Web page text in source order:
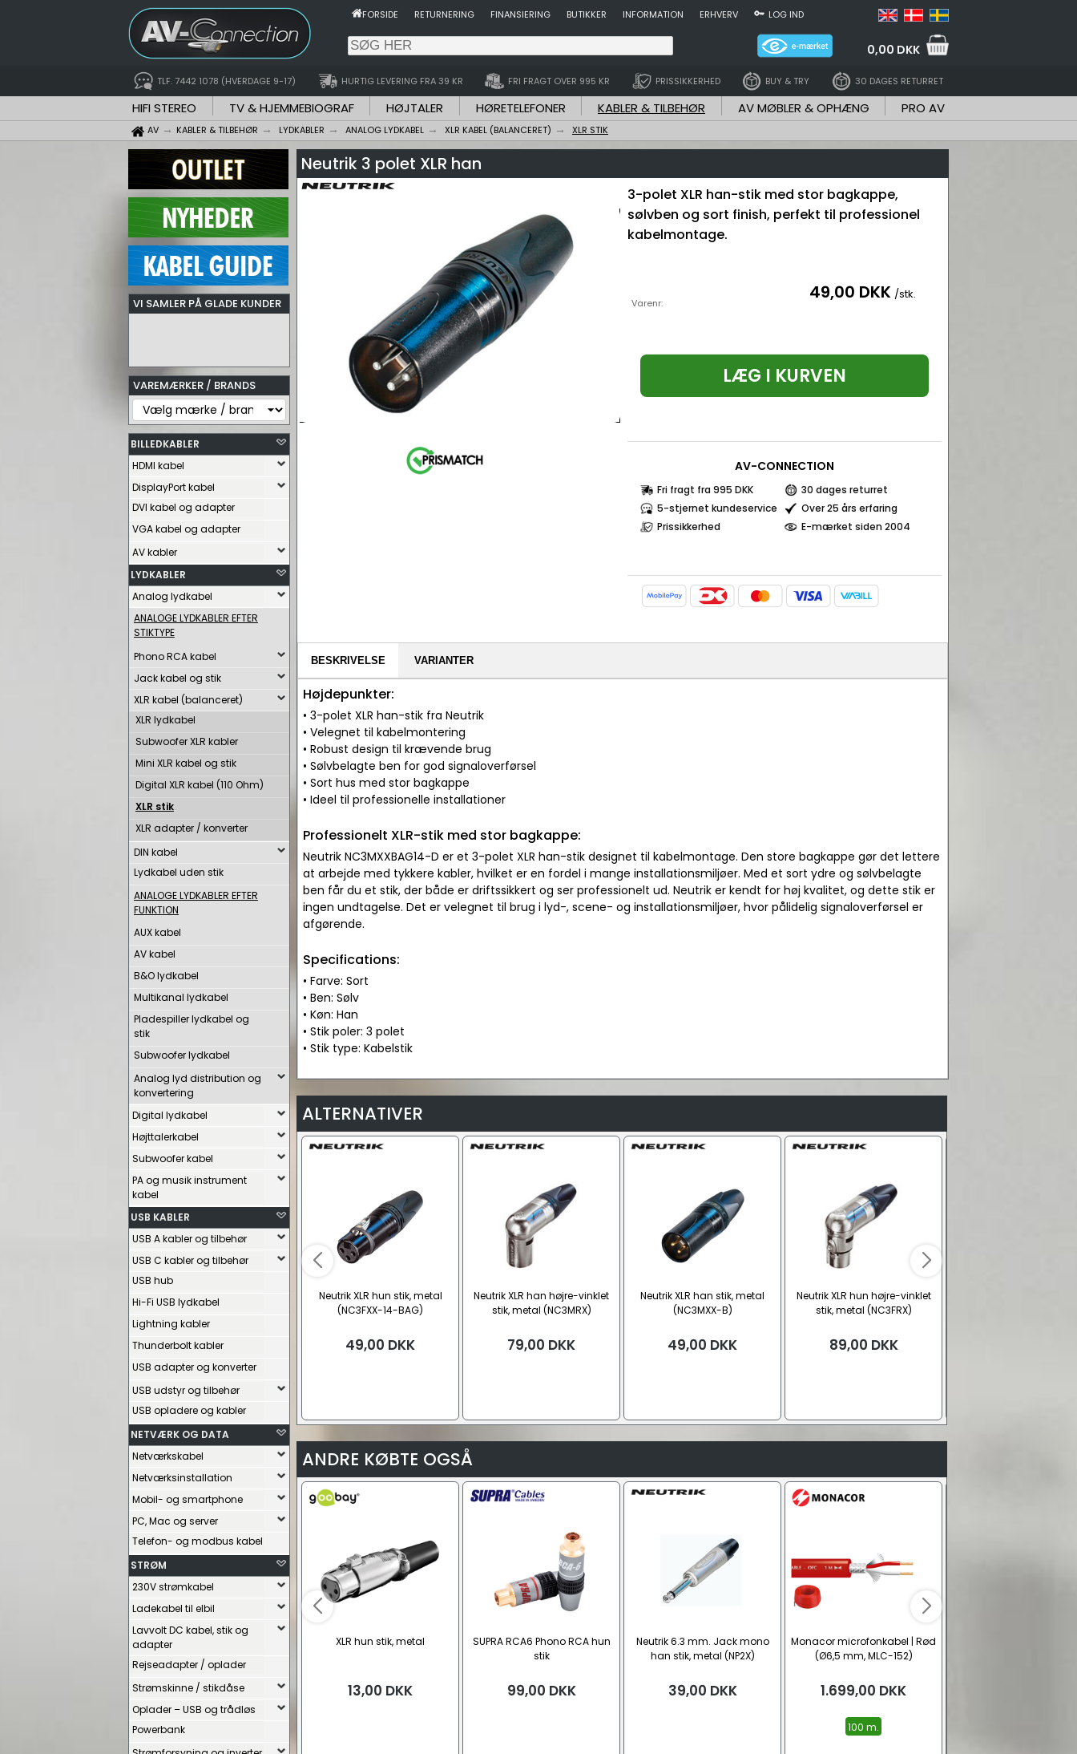
FORSIDE RETURNERING FINANSIERING BUTIKKER INFORMATION ERHVERV LOG IND
0,00 DKK
TLF. 7442 1078 (HVERDAGE 9-17) HURTIG LEVERING FRA 39 KR FRI FRAGT OVER 995 KR PRISSIKKERHED BUY & TRY 30 DAGES RETURRET
HIFI STEREO TV & HJEMMEBIOGRAF HØJTALER HØRETELEFONER KABLER & TILBEHØR AV MØBLER & OPHÆNG PRO AV
AV KABLER & TILBEHØR LYDKABLER ANALOG LYDKABEL XLR KABEL (BALANCERET) XLR STIK
VI SAMLER PÅ GLADE KUNDER
VAREMÆRKER / BRANDS
BILLEDKABLER
HDMI kabel
DisplayPort kabel
DVI kabel og adapter
VGA kabel og adapter
AV kabler
LYDKABLER
Analog lydkabel
ANALOGE LYDKABLER EFTER
STIKTYPE
Phono RCA kabel
Jack kabel og stik
XLR kabel (balanceret)
XLR lydkabel
Subwoofer XLR kabler
Mini XLR kabel og stik
Digital XLR kabel (110 Ohm)
XLR stik
XLR adapter / konverter
DIN kabel
Lydkabel uden stik
ANALOGE LYDKABLER EFTER
FUNKTION
AUX kabel
AV kabel
B&O lydkabel
Multikanal lydkabel
Pladespiller lydkabel og
stik
Subwoofer lydkabel
Analog lyd distribution og
konvertering
Digital lydkabel
Højttalerkabel
Subwoofer kabel
PA og musik instrument
kabel
USB KABLER
USB A kabler og tilbehør
USB C kabler og tilbehør
USB hub
Hi-Fi USB lydkabel
Lightning kabler
Thunderbolt kabler
USB adapter og konverter
USB udstyr og tilbehør
USB opladere og kabler
NETVÆRK OG DATA
Netværkskabel
Netværksinstallation
Mobil- og smartphone
PC, Mac og server
Telefon- og modbus kabel
STRØM
230V strømkabel
Ladekabel til elbil
Lavvolt DC kabel, stik og
adapter
Rejseadapter / oplader
Strømskinne / stikdåse
Oplader – USB og trådløs
Powerbank
Neutrik 3 polet XLR han
3-polet XLR han-stik med stor bagkappe,
sølvben og sort finish, perfekt til professionel
kabelmontage.
Varenr: 49,00 DKK /stk.
LÆG I KURVEN
AV-CONNECTION
Fri fragt fra 995 DKK
30 dages returret
5-stjernet kundeservice
Over 25 års erfaring
Prissikkerhed
E-mærket siden 2004
BESKRIVELSE VARIANTER
Højdepunkter:
• 3-polet XLR han-stik fra Neutrik
• Velegnet til kabelmontering
• Robust design til krævende brug
• Sølvbelagte ben for god signaloverførsel
• Sort hus med stor bagkappe
• Ideel til professionelle installationer
Professionelt XLR-stik med stor bagkappe:
Neutrik NC3MXXBAG14-D er et 3-polet XLR han-stik designet til kabelmontage. Den store bagkappe gør det lettere
at arbejde med tykkere kabler, hvilket er en fordel i mange installationsmiljøer. Med et sort ydre og sølvbelagte
ben får du et stik, der både er driftssikkert og ser professionelt ud. Neutrik er kendt for høj kvalitet, og dette stik er
ingen undtagelse. Det er velegnet til brug i lyd-, scene- og installationsmiljøer, hvor pålidelig signaloverførsel er
afgørende.
Specifications:
• Farve: Sort
• Ben: Sølv
• Køn: Han
• Stik poler: 3 polet
• Stik type: Kabelstik
ALTERNATIVER
Neutrik XLR hun stik, metal
(NC3FXX-14-BAG)
49,00 DKK
Neutrik XLR han højre-vinklet
stik, metal (NC3MRX)
79,00 DKK
Neutrik XLR han stik, metal
(NC3MXX-B)
49,00 DKK
Neutrik XLR hun højre-vinklet
stik, metal (NC3FRX)
89,00 DKK
ANDRE KØBTE OGSÅ
XLR hun stik, metal
13,00 DKK
SUPRA RCA6 Phono RCA hun
stik
99,00 DKK
Neutrik 6.3 mm. Jack mono
han stik, metal (NP2X)
39,00 DKK
Monacor microfonkabel | Rød
(Ø6,5 mm, MLC-152)
1.699,00 DKK
100 m.